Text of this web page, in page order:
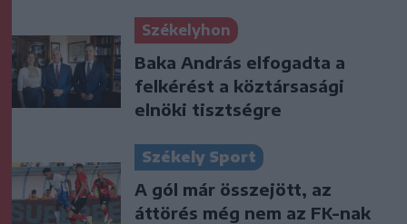
Székelyhon
Baka András elfogadta a
felkérést a köztársasági
elnöki tisztségre
Székely Sport
A gól már összejött, az
áttörés még nem az FK-nak